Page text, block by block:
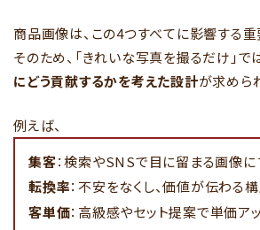
商品画像は、この4つすべてに影響する重
そのため、「きれいな写真を撮るだけ」で
にどう貢献するかを考えた設計が求めら
例えば、
集客：検索やSNSで目に留まる画像に
転換率：不安をなくし、価値が伝わる
客単価：高級感やセット提案で単価ア